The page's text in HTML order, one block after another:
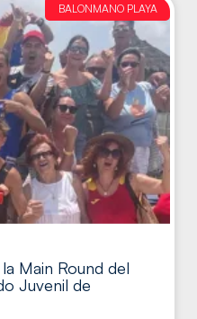
BALONMANO PLAYA
Main Round del
Juvenil de